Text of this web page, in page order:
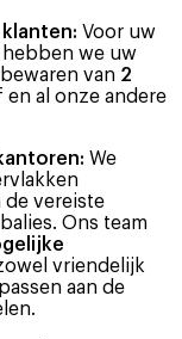
Voor uw
we uw
van 2
en al onze andere
We
de vereiste
Ons team
vriendelijk
aan de